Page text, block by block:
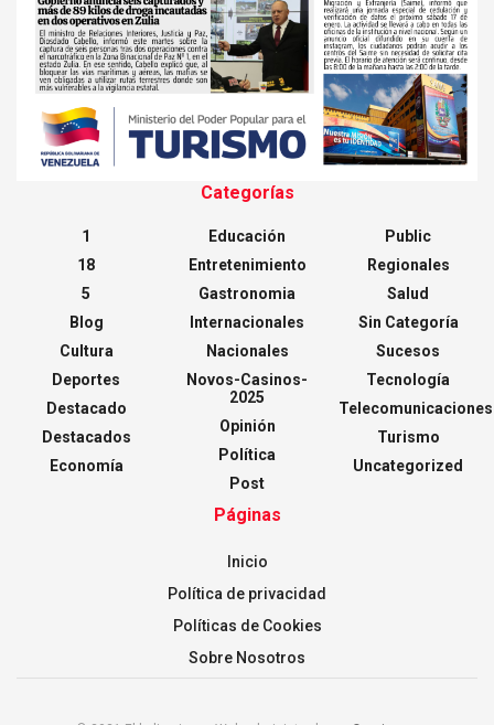
Categorías
1
18
5
Blog
Cultura
Deportes
Destacado
Destacados
Economía
Educación
Entretenimiento
Gastronomia
Internacionales
Nacionales
Novos-Casinos-
2025
Opinión
Política
Post
Public
Regionales
Salud
Sin Categoría
Sucesos
Tecnología
Telecomunicaciones
Turismo
Uncategorized
Páginas
Inicio
Política de privacidad
Políticas de Cookies
Sobre Nosotros